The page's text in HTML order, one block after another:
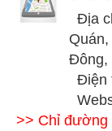
Địa
Đông,
Điện
>> Chỉ đường